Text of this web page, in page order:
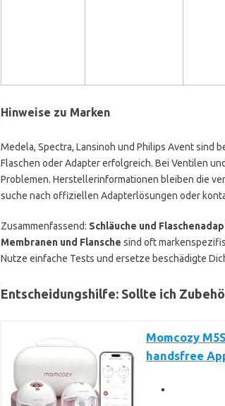
Hinweise zu Marken
Medela, Spectra, Lansinoh und Philips Avent sind
Flaschen oder Adapter erfolgreich. Bei Ventilen
Problemen. Herstellerinformationen bleiben die
suche nach offiziellen Adapterlösungen oder
Zusammenfassend: Schläuche und
Membranen und Flansche sind oft
Nutze einfache Tests und ersetze beschädigte
Entscheidungshilfe: Sollte ich
Momcozy
handsfree